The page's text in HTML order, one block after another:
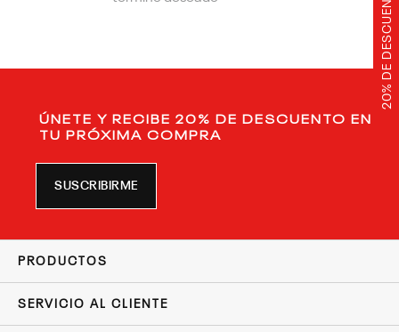
20% DE DESCUENTO
ÚNETE Y RECIBE 20% DE DESCUENTO EN
TU PRÓXIMA COMPRA
SUSCRIBIRME
PRODUCTOS
SERVICIO AL CLIENTE